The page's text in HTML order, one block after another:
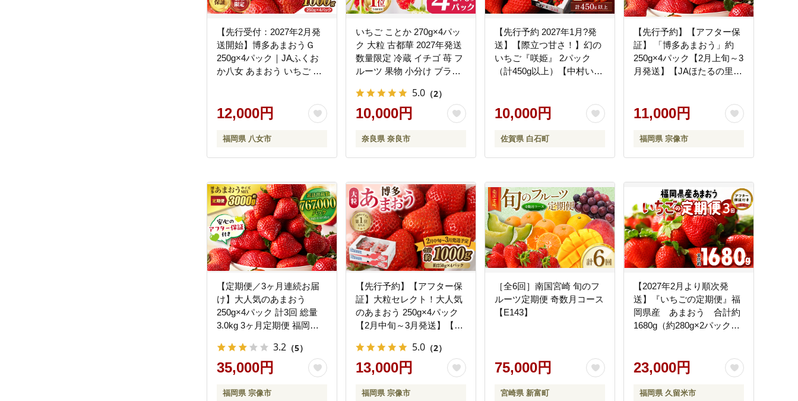
【先行受付：2027年2月発
送開始】博多あまおうＧ
250g×4パック｜JAふくお
か八女 あまおう いちご 苺
アフター補償 数量限定 期
間限定 産地直送 グランデ
福岡県 八女市
12,000円
福岡県 八女市
いちご ことか 270g×4パッ
ク 大粒 古都華 2027年発送
数量限定 冷蔵 イチゴ 苺 フ
ルーツ 果物 小分け ブラン
答 プレゼント ギフト 奈良
県 奈良市 いちご農家だる
5.0 （2）
10,000円
奈良県 奈良市
【先行予約 2027年1月?発
送】【際立つ甘さ！】幻の
いちご『咲姫』 2パック
（計450g以上）【中村いち
10,000円
佐賀県 白石町
【先行予約】【アフター保
証】 「博多あまおう」約
250g×4パック【2月上旬～3
月発送】【JAほたるの里】
11,000円
福岡県 宗像市
【定期便／3ヶ月連続お届
け】大人気のあまおう
250g×4パック 計3回 総量
3.0kg 3ヶ月定期便 福岡県
_HB0032
3.2 （5）
35,000円
福岡県 宗像市
【先行予約】【アフター保
証】大粒セレクト！大人気
のあまおう 250g×4パック
【2月中旬～3月発送】【JA
5.0 （2）
13,000円
福岡県 宗像市
［全6回］南国宮崎 旬のフ
ルーツ定期便 奇数月コース
【E143】
75,000円
宮崎県 新富町
【2027年2月より順次発
送】『いちごの定期便』福
岡県産 あまおう 合計約
1680g（約280g×2パックを
280g × 2パック 合計 約
1680g イチゴの王様 果汁
福岡県産 果物 フルーツ ス
23,000円
福岡県 久留米市